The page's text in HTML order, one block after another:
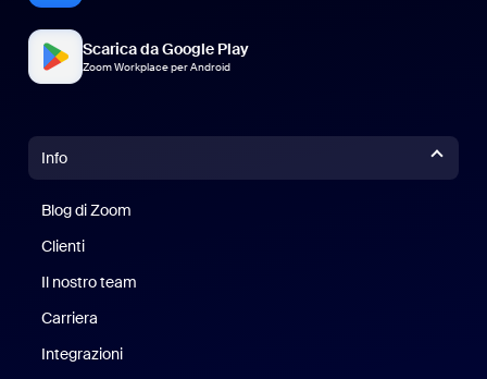
Scarica da Google Play
Zoom Workplace per Android
Info
Blog di Zoom
Clienti
Il nostro team
Carriera
Integrazioni